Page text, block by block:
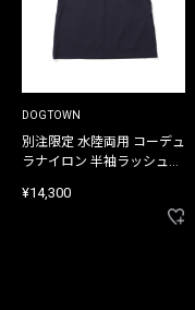
DOGTOWN
別注限定 水陸両用 コーデュ
ラナイロン 半袖ラッシュガ
¥14,300